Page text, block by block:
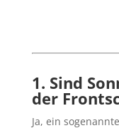
1. Sind
der
Ja, ein